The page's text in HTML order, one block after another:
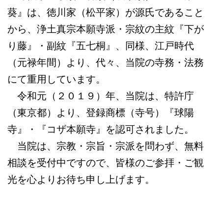
葵』は、徳川家（松平家）が源氏であること
から、浄土真宗本願寺派・宗紋の主紋『下が
り藤』・副紋『五七桐』、同様、江戸時代
（元禄年間）より、代々、当院の寺務・法務
にて重用しています。
令和元（２０１９）年、当院は、特許庁
（東京都）より、登録商標（寺号）『球陽
寺』・『コザ本願寺』を認可されました。
当院は、宗教・宗旨・宗派を問わず、無料
相談を受付中ですので、皆様のご参拝・ご観
光を心よりお待ち申し上げます。